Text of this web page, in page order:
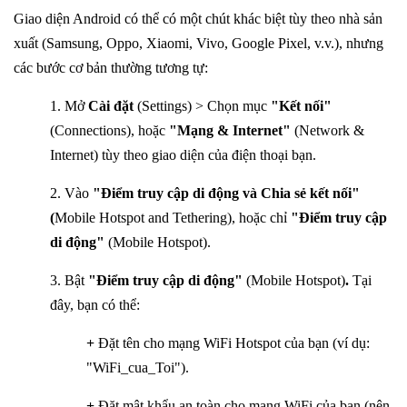
Giao diện Android có thể có một chút khác biệt tùy theo nhà sản
xuất (Samsung, Oppo, Xiaomi, Vivo, Google Pixel, v.v.), nhưng
các bước cơ bản thường tương tự:
1. MởCài đặt (Settings) > Chọn mục "Kết nối"
(Connections), hoặc "Mạng & Internet" (Network &
Internet) tùy theo giao diện của điện thoại bạn.
2. Vào "Điểm truy cập di động và Chia sẻ kết nối"
(Mobile Hotspot and Tethering), hoặc chỉ "Điểm truy cập
di động" (Mobile Hotspot).
3. Bật "Điểm truy cập di động" (Mobile Hotspot). Tại
đây, bạn có thể:
+ Đặt tên cho mạng WiFi Hotspot của bạn (ví dụ:
"WiFi_cua_Toi").